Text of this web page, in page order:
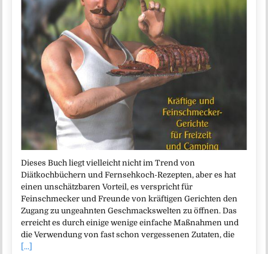
Dieses Buch liegt vielleicht nicht im Trend von
Diätkochbüchern und Fernsehkoch-Rezepten, aber es hat
einen unschätzbaren Vorteil, es verspricht für
Feinschmecker und Freunde von kräftigen Gerichten den
Zugang zu ungeahnten Geschmackswelten zu öffnen. Das
erreicht es durch einige wenige einfache Maßnahmen und
die Verwendung von fast schon vergessenen Zutaten, die
[...]